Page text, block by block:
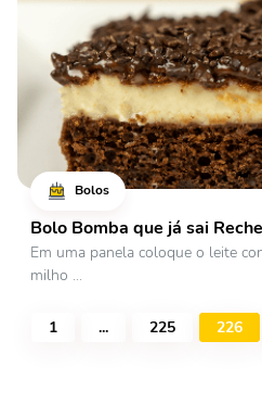
Bolos
Bolo Bomba que já sai
Em uma panela coloque o leite
milho ...
1 ... 225 226